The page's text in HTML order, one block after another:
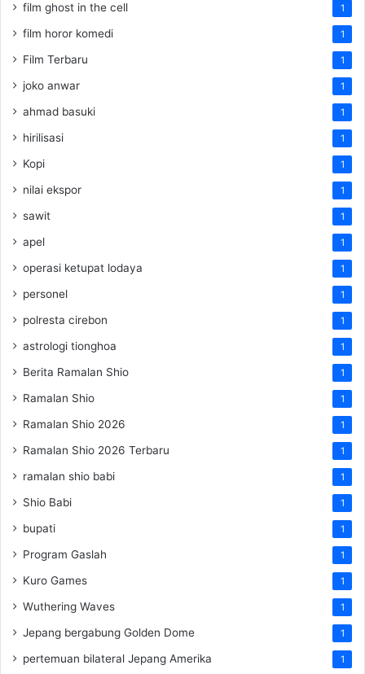
film ghost in the cell 1
film horor komedi 1
Film Terbaru 1
joko anwar 1
ahmad basuki 1
hirilisasi 1
Kopi 1
nilai ekspor 1
sawit 1
apel 1
operasi ketupat lodaya 1
personel 1
polresta cirebon 1
astrologi tionghoa 1
Berita Ramalan Shio 1
Ramalan Shio 1
Ramalan Shio 2026 1
Ramalan Shio 2026 Terbaru 1
ramalan shio babi 1
Shio Babi 1
bupati 1
Program Gaslah 1
Kuro Games 1
Wuthering Waves 1
Jepang bergabung Golden Dome 1
pertemuan bilateral Jepang Amerika 1